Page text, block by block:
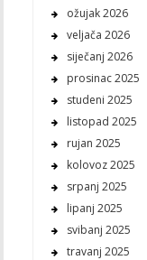
ožujak 2026
veljača 2026
siječanj 2026
prosinac 2025
studeni 2025
listopad 2025
rujan 2025
kolovoz 2025
srpanj 2025
lipanj 2025
svibanj 2025
travanj 2025